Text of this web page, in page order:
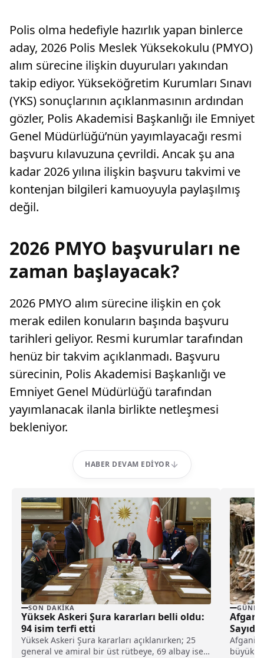
Polis olma hedefiyle hazırlık yapan binlerce
aday, 2026 Polis Meslek Yüksekokulu (PMYO)
alım sürecine ilişkin duyuruları yakından
takip ediyor. Yükseköğretim Kurumları Sınavı
(YKS) sonuçlarının açıklanmasının ardından
gözler, Polis Akademisi Başkanlığı ile Emniyet
Genel Müdürlüğü’nün yayımlayacağı resmi
başvuru kılavuzuna çevrildi. Ancak şu ana
kadar 2026 yılına ilişkin başvuru takvimi ve
kontenjan bilgileri kamuoyuyla paylaşılmış
değil.
2026 PMYO başvuruları ne
zaman başlayacak?
2026 PMYO alım sürecine ilişkin en çok
merak edilen konuların başında başvuru
tarihleri geliyor. Resmi kurumlar tarafından
henüz bir takvim açıklanmadı. Başvuru
sürecinin, Polis Akademisi Başkanlığı ve
Emniyet Genel Müdürlüğü tarafından
yayımlanacak ilanla birlikte netleşmesi
bekleniyor.
HABER DEVAM EDIYOR
SON DAKIKA
Yüksek Askeri Şura kararları belli oldu:
94 isim terfi etti
Yüksek Askeri Şura kararları açıklanırken; 25
general ve amiral bir üst rütbeye, 69 albay ise
büyük